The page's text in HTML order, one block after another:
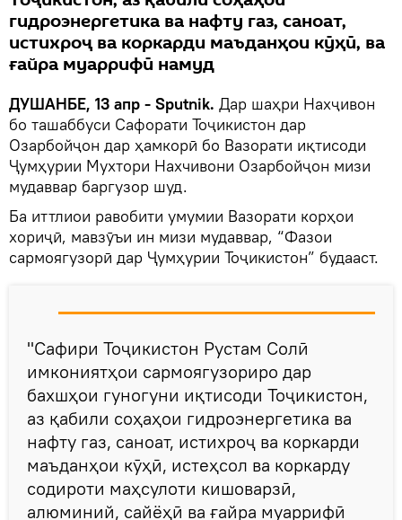
гидроэнергетика ва нафту газ, саноат,
истихроҷ ва коркарди маъданҳои кӯҳӣ, ва
ғайра муаррифӣ намуд
ДУШАНБЕ, 13 апр - Sputnik. Дар шаҳри Нахҷивон
бо ташаббуси Сафорати Тоҷикистон дар
Озарбойҷон дар ҳамкорӣ бо Вазорати иқтисоди
Ҷумҳурии Мухтори Нахчивони Озарбойҷон мизи
мудаввар баргузор шуд.
Ба иттлиои равобити умумии Вазорати корҳои
хориҷӣ, мавзӯъи ин мизи мудаввар, “Фазои
сармоягузорӣ дар Ҷумҳурии Тоҷикистон” будааст.
"Сафири Тоҷикистон Рустам Солӣ
имкониятҳои сармоягузориро дар
бахшҳои гуногуни иқтисоди Тоҷикистон,
аз қабили соҳаҳои гидроэнергетика ва
нафту газ, саноат, истихроҷ ва коркарди
маъданҳои кӯҳӣ, истеҳсол ва коркарду
содироти маҳсулоти кишоварзӣ,
алюминий, сайёҳӣ ва ғайра муаррифӣ